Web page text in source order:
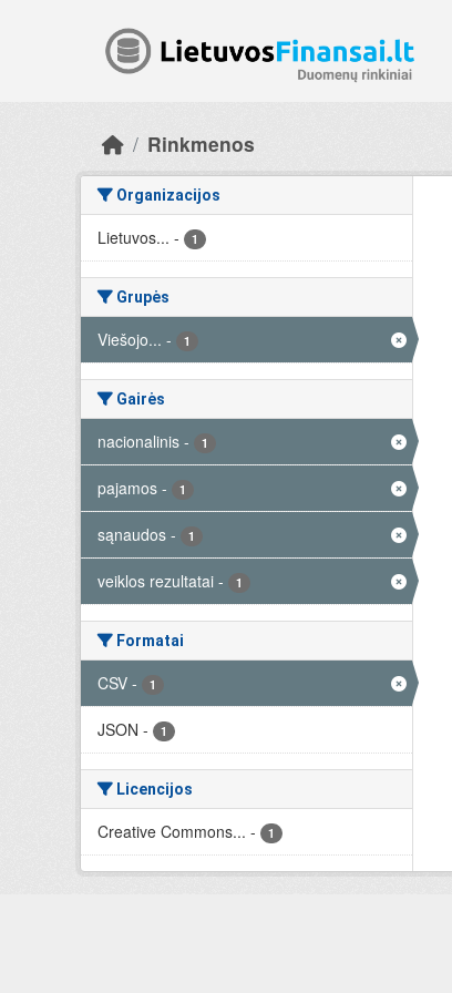
Rinkmenos
Organizacijos
Lietuvos... - 1
Grupės
Viešojo... - 1
Gairės
nacionalinis - 1
pajamos - 1
sąnaudos - 1
veiklos rezultatai - 1
Formatai
CSV - 1
JSON - 1
Licencijos
Creative Commons... - 1